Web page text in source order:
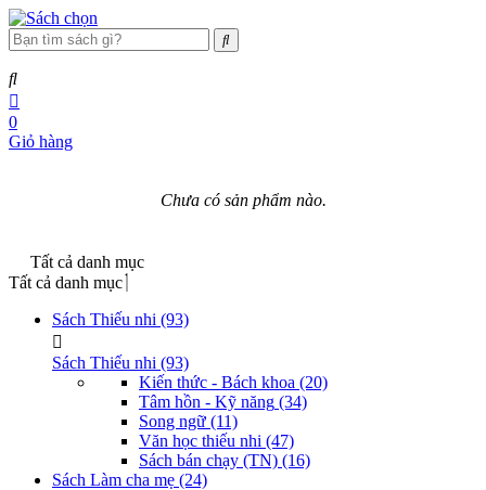
0
Giỏ hàng
Chưa có sản phẩm nào.
Tất cả danh mục
Tất cả danh mục
Sách Thiếu nhi (93)
Sách Thiếu nhi (93)
Kiến thức - Bách khoa (20)
Tâm hồn - Kỹ năng (34)
Song ngữ (11)
Văn học thiếu nhi (47)
Sách bán chạy (TN) (16)
Sách Làm cha mẹ (24)